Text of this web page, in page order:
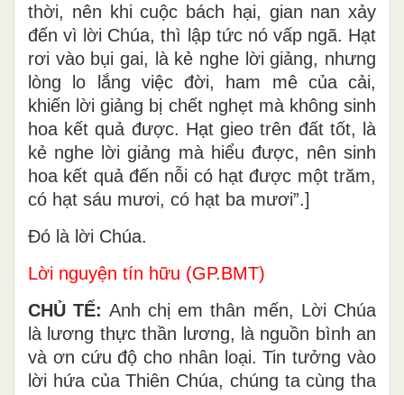
thời, nên khi cuộc bách hại, gian nan xảy
đến vì lời Chúa, thì lập tức nó vấp ngã. Hạt
rơi vào bụi gai, là kẻ nghe lời giảng, nhưng
lòng lo lắng việc đời, ham mê của cải,
khiến lời giảng bị chết nghẹt mà không sinh
hoa kết quả được. Hạt gieo trên đất tốt, là
kẻ nghe lời giảng mà hiểu được, nên sinh
hoa kết quả đến nỗi có hạt được một trăm,
có hạt sáu mươi, có hạt ba mươi”.]
Ðó là lời Chúa.
Lời nguyện tín hữu (GP.BMT)
CHỦ TẾ: Anh chị em thân mến, Lời Chúa
là lương thực thần lương, là nguồn bình an
và ơn cứu độ cho nhân loại. Tin tưởng vào
lời hứa của Thiên Chúa, chúng ta cùng tha